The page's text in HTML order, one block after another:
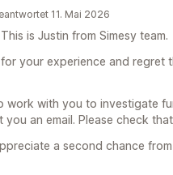
11. Mai 2026
is Justin from Simesy team.
your experience and regret
work with you to investigate
you an email. Please check
a second chance